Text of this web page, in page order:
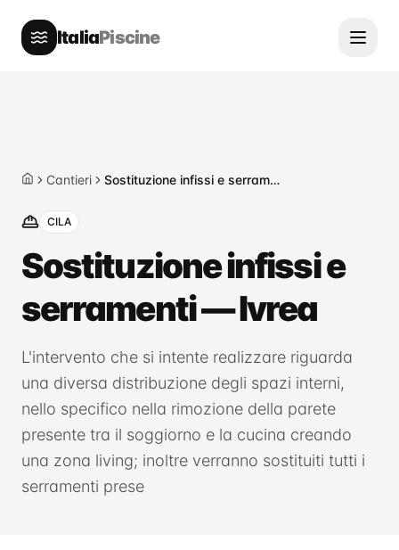
ItaliaPiscine
HomeCantieri Sostituzione infissi e serramenti — Ivrea
CILA
Sostituzione infissi e
serramenti — Ivrea
L'intervento che si intente realizzare riguarda
una diversa distribuzione degli spazi interni,
nello specifico nella rimozione della parete
presente tra il soggiorno e la cucina creando
una zona living; inoltre verranno sostituiti tutti i
serramenti prese